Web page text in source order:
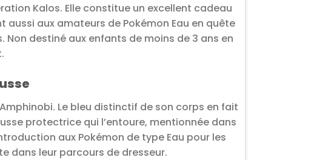
Kalos. Elle constitue un excellent cadeau
aux amateurs de Pokémon Eau en quête
destiné aux enfants de moins de 3 ans en
Le bleu distinctif de son corps en fait
protectrice qui l’entoure, mentionnée dans
aux Pokémon de type Eau pour les
dans leur parcours de dresseur.